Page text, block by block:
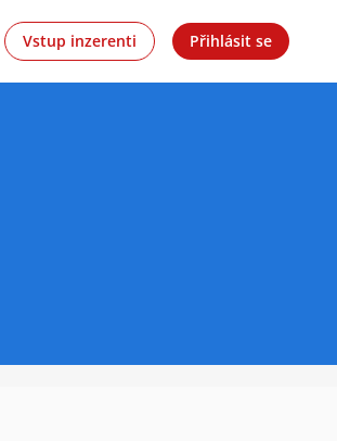
Vstup inzerenti Přihlásit se